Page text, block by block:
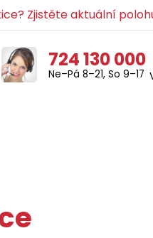
Zjistěte aktuální
724 130 000
Ne–Pá 8–21, So 9–17